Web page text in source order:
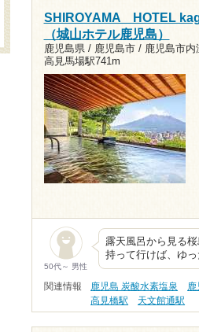
SHIROYAMA HOTEL
（城山ホテル鹿児島）
鹿児島県 / 鹿児島市 / 鹿児島市内
高見馬場駅741m
50代～ 男性
露天風呂から見る
持って行けば、ゆっ
関連情報 鹿児島 炭酸水素塩泉
高見橋駅
天文館通駅